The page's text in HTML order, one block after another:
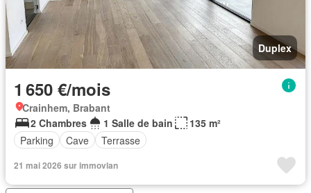
Duplex
1 650 €/mois
Crainhem, Brabant
2 Chambres
1 Salle de bain
135 m²
Parking
Cave Terrasse
21 mai 2026 sur immovlan